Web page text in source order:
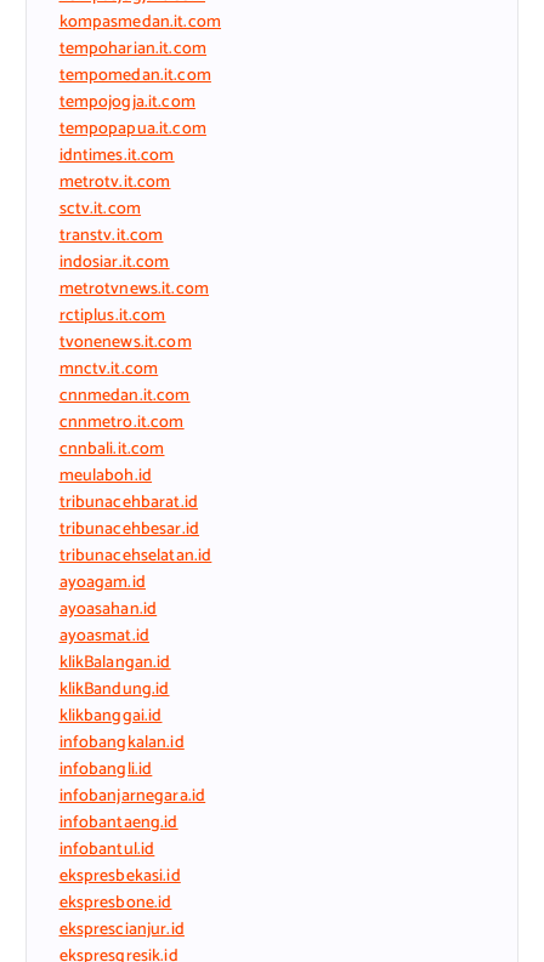
kompasmedan.it.com
tempoharian.it.com
tempomedan.it.com
tempojogja.it.com
tempopapua.it.com
idntimes.it.com
metrotv.it.com
sctv.it.com
transtv.it.com
indosiar.it.com
metrotvnews.it.com
rctiplus.it.com
tvonenews.it.com
mnctv.it.com
cnnmedan.it.com
cnnmetro.it.com
cnnbali.it.com
meulaboh.id
tribunacehbarat.id
tribunacehbesar.id
tribunacehselatan.id
ayoagam.id
ayoasahan.id
ayoasmat.id
klikBalangan.id
klikBandung.id
klikbanggai.id
infobangkalan.id
infobangli.id
infobanjarnegara.id
infobantaeng.id
infobantul.id
ekspresbekasi.id
ekspresbone.id
eksprescianjur.id
ekspresgresik.id